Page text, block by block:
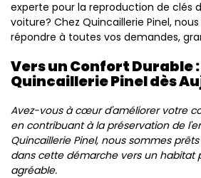
experte pour la reproduction de clés
voiture? Chez Quincaillerie Pinel,
répondre à toutes vos demandes,
Vers un Confort Durable
Quincaillerie Pinel dès
Avez-vous à cœur d'améliorer votre
en contribuant à la préservation de
Quincaillerie Pinel, nous sommes
dans cette démarche vers un habitat
agréable.